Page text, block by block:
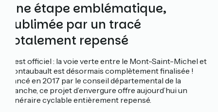
Une étape emblématique,
sublimée par un tracé
totalement repensé
C’est officiel : la voie verte entre le Mont-Saint-Michel et
Pontaubault est désormais complètement finalisée !
Lancé en 2017 par le conseil départemental de la
Manche, ce projet d’envergure offre aujourd’hui un
itinéraire cyclable entièrement repensé.